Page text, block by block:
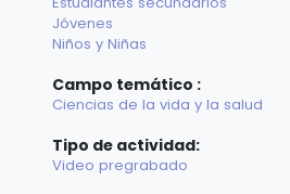
Jóvenes
Niños y Niñas
Campo temático :
Ciencias de la vida y la salud
Tipo de actividad:
Video pregrabado